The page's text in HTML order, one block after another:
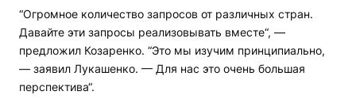
“Огромное количество запросов от различных стран.
Давайте эти запросы реализовывать вместе“, —
предложил Козаренко. “Это мы изучим принципиально,
— заявил Лукашенко. — Для нас это очень большая
перспектива“.